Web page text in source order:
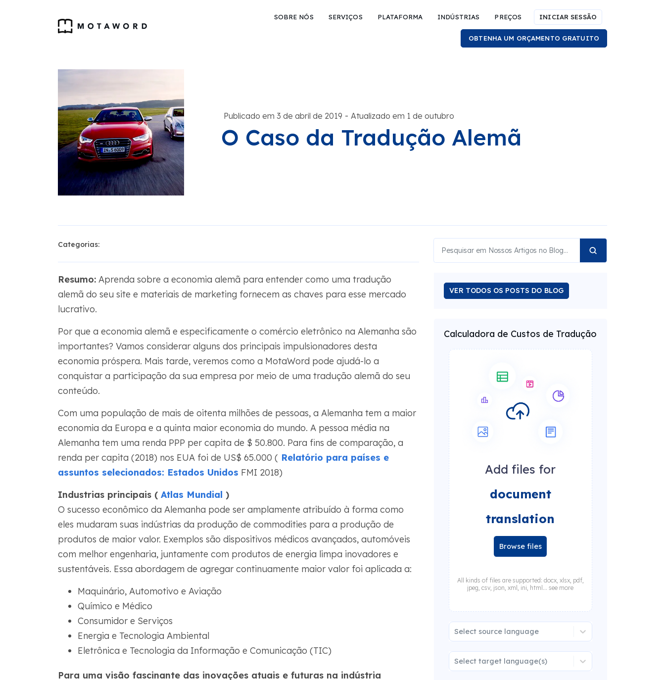
SOBRE NÓS SERVIÇOS PLATAFORMA INDÚSTRIAS PREÇOS INICIAR SESSÃO
OBTENHA UM ORÇAMENTO GRATUITO
Publicado em 3 de abril de 2019 - Atualizado em 1 de outubro
O Caso da Tradução Alemã
Categorias:
Resumo:Aprenda sobre a economia alemã para entender como uma tradução
alemã do seu site e materiais de marketing fornecem as chaves para esse mercado
lucrativo.
Por que a economia alemã e especificamente o comércio eletrônico na Alemanha são
importantes? Vamos considerar alguns dos principais impulsionadores desta
economia próspera. Mais tarde, veremos como a MotaWord pode ajudá-lo a
conquistar a participação da sua empresa por meio de uma tradução alemã do seu
conteúdo.
Com uma população de mais de oitenta milhões de pessoas, a Alemanha tem a maior
economia da Europa e a quinta maior economia do mundo. A pessoa média na
Alemanha tem uma renda PPP per capita de $ 50.800. Para fins de comparação, a
renda per capita (2018) nos EUA foi de US$ 65.000 ( Relatório para países e
assuntos selecionados: Estados Unidos FMI 2018)
Industrias principais (Atlas Mundial )
O sucesso econômico da Alemanha pode ser amplamente atribuído à forma como
eles mudaram suas indústrias da produção de commodities para a produção de
produtos de maior valor. Exemplos são dispositivos médicos avançados, automóveis
com melhor engenharia, juntamente com produtos de energia limpa inovadores e
sustentáveis. Essa abordagem de agregar continuamente maior valor foi aplicada a:
Maquinário, Automotivo e Aviação
Químico e Médico
Consumidor e Serviços
Energia e Tecnologia Ambiental
Eletrônica e Tecnologia da Informação e Comunicação (TIC)
Para uma visão fascinante das inovações atuais e futuras na indústria
VER TODOS OS POSTS DO BLOG
Calculadora de Custos de Tradução
Add files for
document
translation
Browse files
All kinds of files are supported: docx, xlsx, pdf,
jpeg, csv, json, xml, ini, html... see more
Select source language
Select target language(s)